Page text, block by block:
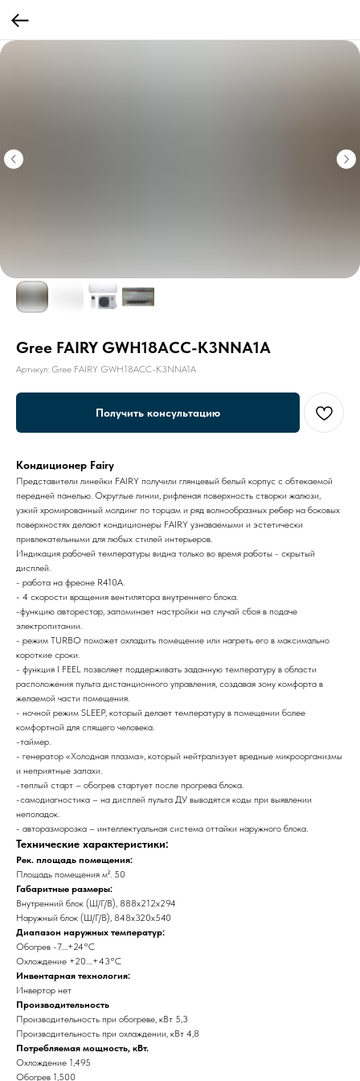
Gree FAIRY GWH18ACC-K3NNA1A
Артикул: Gree FAIRY GWH18ACC-K3NNA1A
Получить консультацию
Кондиционер Fairy
Представители линейки FAIRY получили глянцевый белый корпус с обтекаемой
передней панелью. Округлые линии, рифленая поверхность створки жалюзи,
узкий хромированный молдинг по торцам и ряд волнообразных ребер на боковых
поверхностях делают кондиционеры FAIRY узнаваемыми и эстетически
привлекательными для любых стилей интерьеров.
Индикация рабочей температуры видна только во время работы - скрытый
дисплей.
- работа на фреоне R410A.
- 4 скорости вращения вентилятора внутреннего блока.
-функцию авторестар, запоминает настройки на случай сбоя в подаче
электропитании.
- режим TURBO поможет охладить помещение или нагреть его в максимально
короткие сроки.
- функция I FEEL позволяет поддерживать заданную температуру в области
расположения пульта дистанционного управления, создавая зону комфорта в
желаемой части помещения.
- ночной режим SLEEP, который делает температуру в помещении более
комфортной для спящего человека.
-таймер.
- генератор «Холодная плазма», который нейтрализует вредные микроорганизмы
и неприятные запахи.
-теплый старт – обогрев стартует после прогрева блока.
-самодиагностика – на дисплей пульта ДУ выводятся коды при выявлении
неполадок.
- авторазморозка – интеллектуальная система оттайки наружного блока.
Технические характеристики:
Рек. площадь помещения:
Площадь помещения м². 50
Габаритные размеры:
Внутренний блок (Ш/Г/В), 888x212x294
Наружный блок (Ш/Г/В), 848x320x540
Диапазон наружных температур:
Обогрев -7....+24°C
Охлождение +20....+43°C
Инвентарная технология:
Инвертор нет
Производительность
Производительность при обогреве, кВт 5,3
Производительность при охлаждении, кВт 4,8
Потребляемая мощность, кВт.
Охлождение 1,495
Обогрев 1,500